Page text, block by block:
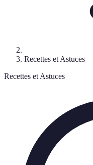
Recettes et Astuces
Recettes et Astuces